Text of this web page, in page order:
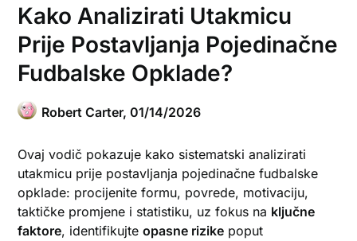
Kako Analizirati Utakmicu
Prije Postavljanja Pojedinačne
Fudbalske Opklade?
Robert Carter,01/14/2026
Ovaj vodič pokazuje kako sistematski analizirati
utakmicu prije postavljanja pojedinačne fudbalske
opklade: procijenite formu, povrede, motivaciju,
taktičke promjene i statistiku, uz fokus na ključne
faktore, identifikujteopasne rizike poput